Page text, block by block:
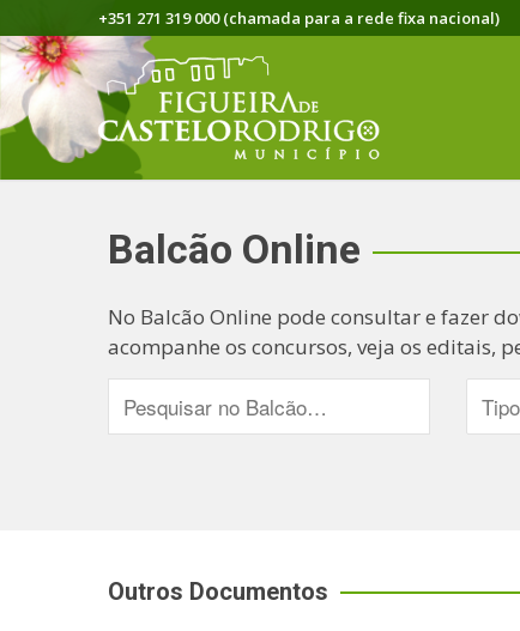
+351 271 319 000 (chamada para a rede fixa nacional)
Balcão Online
No Balcão Online pode consultar e fazer
acompanhe os concursos, veja os editais,
Outros Documentos